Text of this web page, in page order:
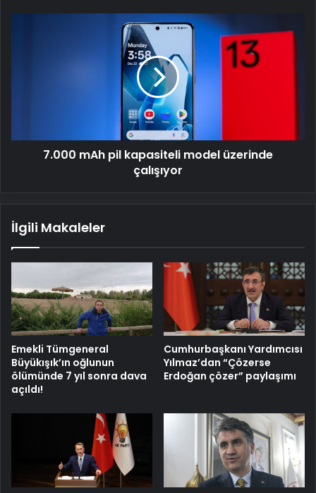
7.000 mAh pil kapasiteli model üzerinde
çalışıyor
İlgili Makaleler
Emekli Tümgeneral
Büyükışık’ın oğlunun
ölümünde 7 yıl sonra dava
açıldı!
Cumhurbaşkanı Yardımcısı
Yılmaz’dan “Çözerse
Erdoğan çözer” paylaşımı